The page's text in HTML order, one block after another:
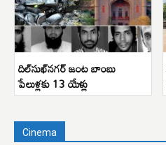
దిల్‌సుఖ్‌నగర్ జంట బాంబు
పేలుళ్లకు 13 యేళ్లు
Cinema